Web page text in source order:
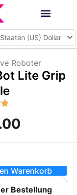
Roboter
Lite Grip
Warenkorb
Bestellung